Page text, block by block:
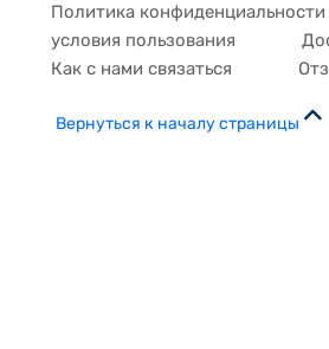
Политика конфиденциальности
условия пользования
Как с нами связаться
Вернуться к началу страницы